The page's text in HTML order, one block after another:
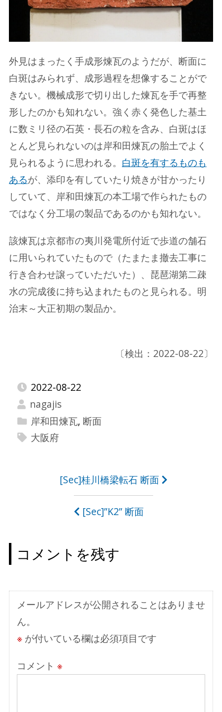
外見はまったく手成形煉瓦のようだが、断面に
白斑はみられず、成形過程を想像することがで
きない。機械成形で切り出した煉瓦を手で再整
形したのかも知れない。強く赤く発色した基土
に数ミリ径の石英・長石の粒を含み、白斑はほ
とんど見られないのは岸和田煉瓦の胎土でよく
見られるように思われる。 白斑を有するものも
あるが、添印を有していたり焼きが甘かったり
していて、岸和田煉瓦の本工場で作られたもの
ではなく分工場の製品であるのかも知れない。
該煉瓦は京都市の夷川発電所付近で歩道の舗石
に用いられていたもので（たまたま撤去工事に
行き合わせ譲っていただいた）、琵琶湖第二疎
水の完成後に持ち込まれたものと見られる。明
治末～大正初期の製品か。
〔検出：2022-08-22〕
2022-08-22
nagajis
岸和田煉瓦, 断面
大阪府
ビ
ゲ
シ
ョ
ン
[Sec]桂川橋梁転石 断面
[Sec]”K2” 断面
コメントを残す
メールアドレスが公開されることはありませ
ん。
※が付いている欄は必須項目です
コメント ※